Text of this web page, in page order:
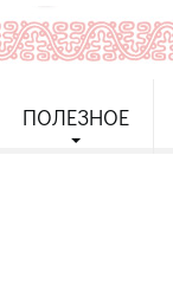
ПОЛЕЗНОЕ